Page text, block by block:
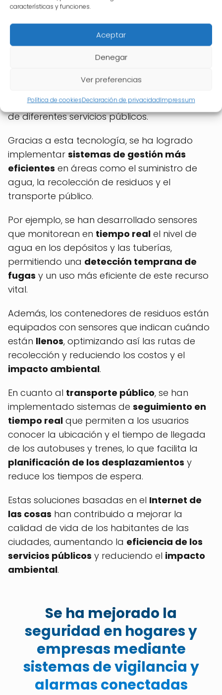
características y funciones.
Aceptar
Denegar
Ver preferencias
Política de cookiesDeclaración de privacidadImpressum
inteligentes, con sistemas
de gestión más eficientes
Internet de las cosasha impulsado la
ciudades inteligentes
utilizan sensores y dispositivos conectados
para mejorar la gestión y el funcionamiento
de diferentes servicios públicos.
Gracias a esta tecnología, se ha logrado
implementar sistemas de gestión más
eficientes en áreas como el suministro de
agua, la recolección de residuos y el
transporte público.
Por ejemplo, se han desarrollado sensores
que monitorean en tiempo real el nivel de
agua en los depósitos y las tuberías,
permitiendo una detección temprana de
fugas y un uso más eficiente de este recurso
vital.
Además, los contenedores de residuos están
equipados con sensores que indican cuándo
están llenos, optimizando así las rutas de
recolección y reduciendo los costos y el
impacto ambiental.
En cuanto al transporte público, se han
implementado sistemas de seguimiento en
tiempo real que permiten a los usuarios
conocer la ubicación y el tiempo de llegada
de los autobuses y trenes, lo que facilita la
planificación de los desplazamientos y
reduce los tiempos de espera.
Estas soluciones basadas en el Internet de
las cosas han contribuido a mejorar la
calidad de vida de los habitantes de las
ciudades, aumentando la eficiencia de los
servicios públicos y reduciendo el impacto
ambiental.
Se ha mejorado la
seguridad en hogares y
empresas mediante
sistemas de vigilancia y
alarmas conectadas